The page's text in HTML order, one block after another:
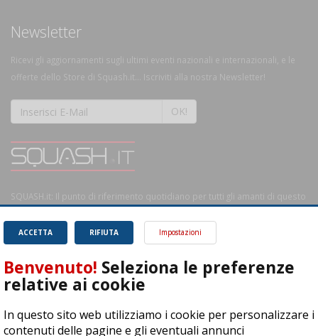
Newsletter
Ricevi gli aggiornamenti sugli ultimi eventi nazionali e internazionali, e le
offerte dello Store di Squash.it... Iscriviti alla nostra Newsletter!
OK!
SQUASH.it: Il punto di riferimento quotidiano per tutti gli amanti di questo
RIFIUTA
ACCETTA Impostazioni
Benvenuto! Seleziona le preferenze
relative ai cookie
In questo sito web utilizziamo i cookie per personalizzare i
contenuti delle pagine e gli eventuali annunci
04278030988